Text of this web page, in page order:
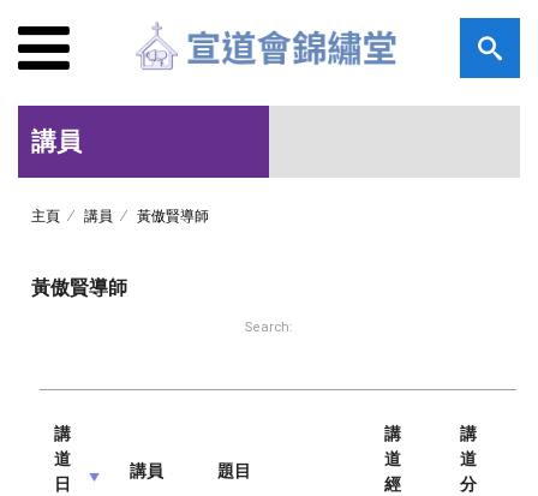
講員
主頁 講員 黃傲賢導師
黃傲賢導師
Search:
講
道
日
講員 題目
講
道
經
講
道
分